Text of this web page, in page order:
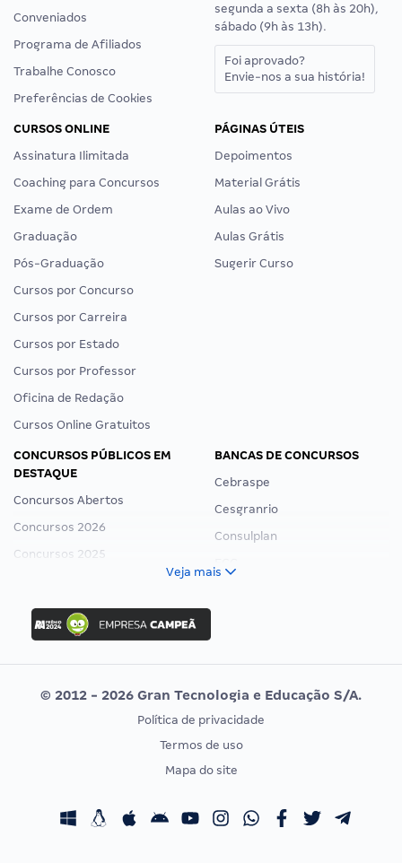
Conveniados
Programa de Afiliados
Trabalhe Conosco
Preferências de Cookies
segunda a sexta (8h às 20h),
sábado (9h às 13h).
Foi aprovado?
Envie-nos a sua história!
CURSOS ONLINE
Assinatura Ilimitada
Coaching para Concursos
Exame de Ordem
Graduação
Pós-Graduação
Cursos por Concurso
Cursos por Carreira
Cursos por Estado
Cursos por Professor
Oficina de Redação
Cursos Online Gratuitos
PÁGINAS ÚTEIS
Depoimentos
Material Grátis
Aulas ao Vivo
Aulas Grátis
Sugerir Curso
CONCURSOS PÚBLICOS EM
DESTAQUE
Concursos Abertos
Concursos 2026
Concursos 2025
Concurso Ibama
Concurso MPU
Editais publicados
BANCAS DE CONCURSOS
Cebraspe
Cesgranrio
Consulplan
Vunesp
CONCURSOS POR PROFISSÃO
Concursos Fiscais
EXAME DE ORDEM
Calendário OAB
Veja mais
© 2012 - 2026 Gran Tecnologia e Educação S/A.
Política de privacidade
Termos de uso
Mapa do site